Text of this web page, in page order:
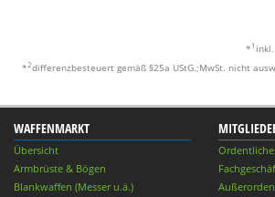
* 1
*2differenzbesteuert gemäß §25a UStG.;MwSt. nicht
WAFFENMARKT
Übersicht
Armbrüste & Bögen
Blankwaffen (Messer u.ä.)